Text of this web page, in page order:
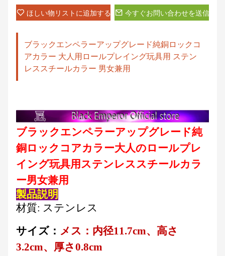
ほしい物リストに追加する 今すぐお問い合わせを送信
ブラックエンペラーアップグレード純銅ロックコ
アカラー 大人用ロールプレイング玩具用 ステン
レススチールカラー 男女兼用
ブラックエンペラーアップグレード純
銅ロックコアカラー大人のロールプレ
イング玩具用ステンレススチールカラ
ー男女兼用
製品説明
材質: ステンレス
サイズ： メス：内径11.7cm、高さ
3.2cm、厚さ0.8cm